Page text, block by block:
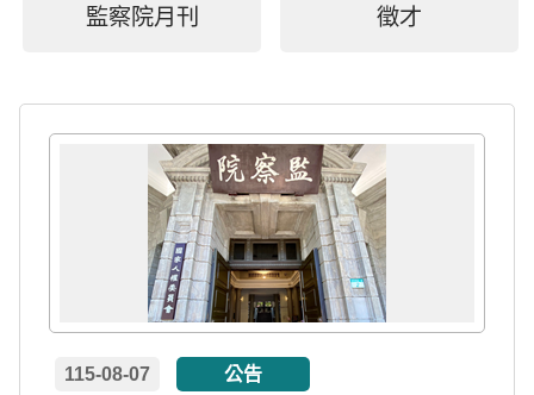
監察院月刊 徵才
115-08-07 公告